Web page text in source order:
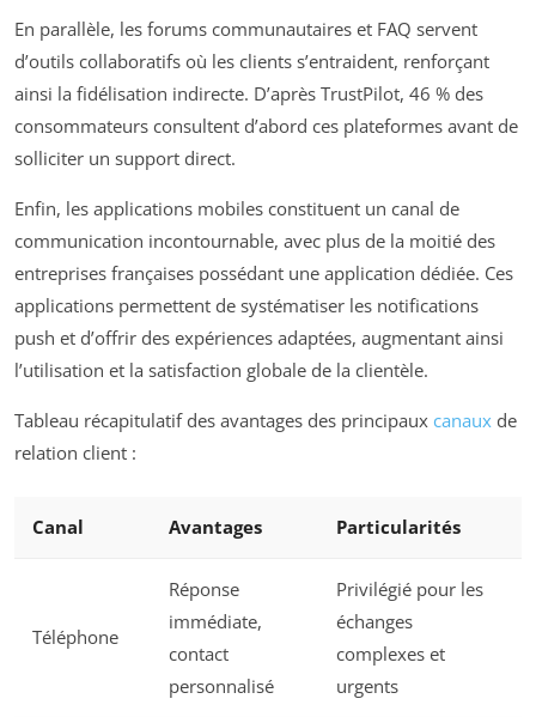
En parallèle, les forums communautaires et FAQ servent
d’outils collaboratifs où les clients s’entraident, renforçant
ainsi la fidélisation indirecte. D’après TrustPilot, 46 % des
consommateurs consultent d’abord ces plateformes avant de
solliciter un support direct.
Enfin, les applications mobiles constituent un canal de
communication incontournable, avec plus de la moitié des
entreprises françaises possédant une application dédiée. Ces
applications permettent de systématiser les notifications
push et d’offrir des expériences adaptées, augmentant ainsi
l’utilisation et la satisfaction globale de la clientèle.
Tableau récapitulatif des avantages des principaux canaux de
relation client :
Canal Avantages Particularités
Téléphone
Réponse
immédiate,
contact
personnalisé
Privilégié pour les
échanges
complexes et
urgents